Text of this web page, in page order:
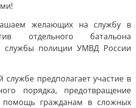
желающих на службу в
отдельного батальона
службы полиции УМВД России
службе предполагает участие в
порядка, предотвращение
помощь гражданам в сложных